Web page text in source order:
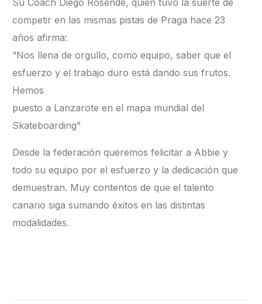
Su Coach Diego Rosende, quien tuvo la suerte de
competir en las mismas pistas de Praga hace 23
años afirma:
“Nos llena de orgullo, como equipo, saber que el
esfuerzo y el trabajo duro está dando sus frutos.
Hemos
puesto a Lanzarote en el mapa mundial del
Skateboarding”
Desde la federación queremos felicitar a Abbie y
todo su equipo por el esfuerzo y la dedicación que
demuestran. Muy contentos de que el talento
canario siga sumando éxitos en las distintas
modalidades.